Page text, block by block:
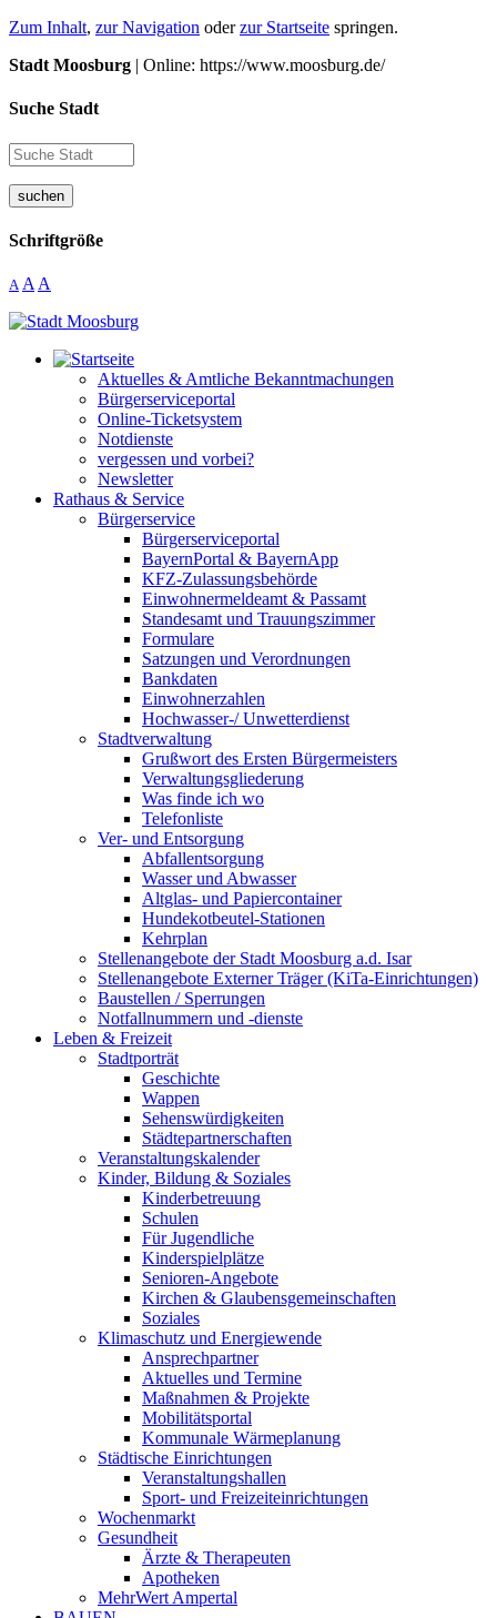
Zum Inhalt, zur Navigation oderzur Startseite springen.
Stadt Moosburg | Online: https://www.moosburg.de/
Suche Stadt
suchen
Schriftgröße
A A A
Aktuelles & Amtliche Bekanntmachungen
Bürgerserviceportal
Online-Ticketsystem
Notdienste
vergessen und vorbei?
Newsletter
Rathaus & Service
Bürgerservice
Bürgerserviceportal
BayernPortal & BayernApp
KFZ-Zulassungsbehörde
Einwohnermeldeamt & Passamt
Standesamt und Trauungszimmer
Formulare
Satzungen und Verordnungen
Bankdaten
Einwohnerzahlen
Hochwasser-/ Unwetterdienst
Stadtverwaltung
Grußwort des Ersten Bürgermeisters
Verwaltungsgliederung
Was finde ich wo
Telefonliste
Ver- und Entsorgung
Abfallentsorgung
Wasser und Abwasser
Altglas- und Papiercontainer
Hundekotbeutel-Stationen
Kehrplan
Stellenangebote der Stadt Moosburg a.d. Isar
Stellenangebote Externer Träger (KiTa-Einrichtungen)
Baustellen / Sperrungen
Notfallnummern und -dienste
Leben & Freizeit
Stadtporträt
Geschichte
Wappen
Sehenswürdigkeiten
Städtepartnerschaften
Veranstaltungskalender
Kinder, Bildung & Soziales
Kinderbetreuung
Schulen
Für Jugendliche
Kinderspielplätze
Senioren-Angebote
Kirchen & Glaubensgemeinschaften
Soziales
Klimaschutz und Energiewende
Ansprechpartner
Aktuelles und Termine
Maßnahmen & Projekte
Mobilitätsportal
Kommunale Wärmeplanung
Städtische Einrichtungen
Veranstaltungshallen
Sport- und Freizeiteinrichtungen
Wochenmarkt
Gesundheit
Ärzte & Therapeuten
Apotheken
MehrWert Ampertal